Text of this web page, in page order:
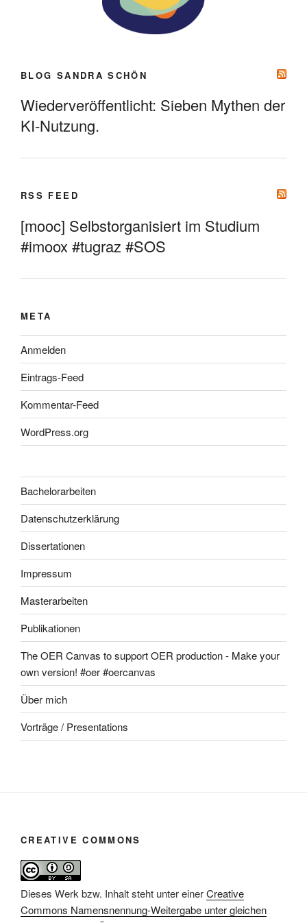
BLOG SANDRA SCHÖN
Wiederveröffentlicht: Sieben Mythen der
KI-Nutzung.
RSS FEED
[mooc] Selbstorganisiert im Studium
#imoox #tugraz #SOS
META
Anmelden
Eintrags-Feed
Kommentar-Feed
WordPress.org
Bachelorarbeiten
Datenschutzerklärung
Dissertationen
Impressum
Masterarbeiten
Publikationen
The OER Canvas to support OER production - Make your
own version! #oer #oercanvas
Über mich
Vorträge / Presentations
CREATIVE COMMONS
Dieses Werk bzw. Inhalt steht unter einerCreative
Commons Namensnennung-Weitergabe unter gleichen